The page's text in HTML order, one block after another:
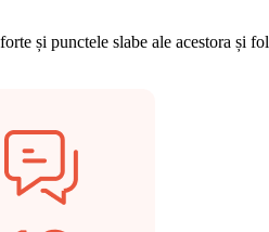
și punctele slabe ale acestora și